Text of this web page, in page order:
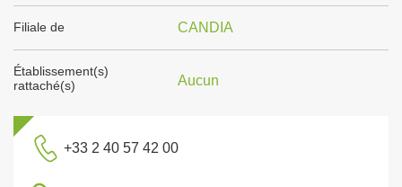
Filiale de CANDIA
Établissement(s)
rattaché(s)
Aucun
+33 2 40 57 42 00